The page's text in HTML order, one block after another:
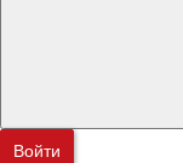
Войти